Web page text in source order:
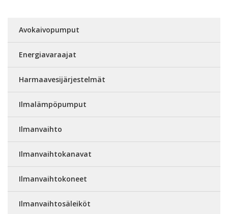
Avokaivopumput
Energiavaraajat
Harmaavesijärjestelmät
Ilmalämpöpumput
Ilmanvaihto
Ilmanvaihtokanavat
Ilmanvaihtokoneet
Ilmanvaihtosäleiköt